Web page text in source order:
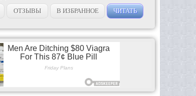
ОТЗЫВЫ В ИЗБРАННОЕ ЧИТАТЬ